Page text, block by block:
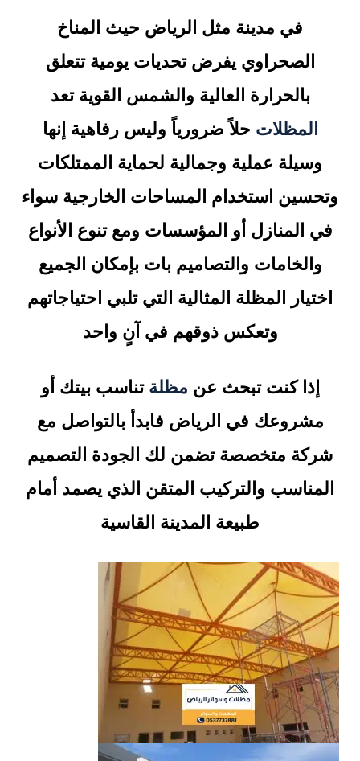
في مدينة مثل الرياض حيث المناخ
الصحراوي يفرض تحديات يومية تتعلق
بالحرارة العالية والشمس القوية تعد
المظلات حلاً ضرورياً وليس رفاهية إنها
وسيلة عملية وجمالية لحماية الممتلكات
وتحسين استخدام المساحات الخارجية سواء
في المنازل أو المؤسسات ومع تنوع الأنواع
والخامات والتصاميم بات بإمكان الجميع
اختيار المظلة المثالية التي تلبي احتياجاتهم
وتعكس ذوقهم في آنٍ واحد
إذا كنت تبحث عن مظلة تناسب بيتك أو
مشروعك في الرياض فابدأ بالتواصل مع
شركة متخصصة تضمن لك الجودة التصميم
المناسب والتركيب المتقن الذي يصمد أمام
طبيعة المدينة القاسية